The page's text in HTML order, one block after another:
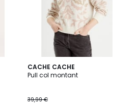
CACHE CACHE
Pull col montant
39,99 €